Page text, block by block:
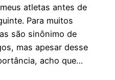
atletas antes de
Para muitos
são sinônimo de
mas apesar desse
acho que…